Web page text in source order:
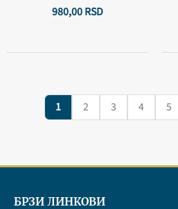
980,00RSD
1 2 3 4 5
БРЗИ ЛИНКОВИ